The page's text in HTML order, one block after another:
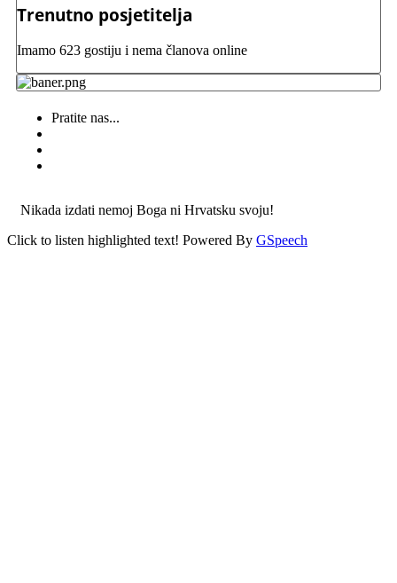
Trenutno posjetitelja
Imamo 623 gostiju i nema članova online
Pratite nas...
Nikada izdati nemoj Boga ni Hrvatsku svoju!
Click to listen highlighted text! Powered By GSpeech